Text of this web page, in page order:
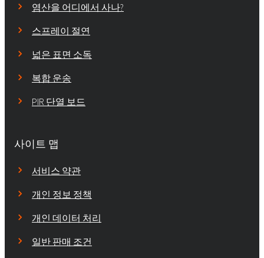
염산을 어디에서 사나?
스프레이 절연
넓은 표면 소독
복합 운송
PIR 단열 보드
사이트 맵
서비스 약관
개인 정보 정책
개인 데이터 처리
일반 판매 조건